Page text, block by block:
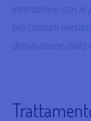
Interazione con le
più comuni
diminuzione della